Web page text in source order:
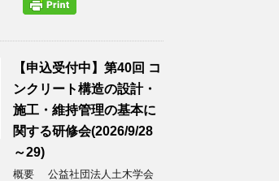
【申込受付中】第40回 コ
ンクリート構造の設計・
施工・維持管理の基本に
関する研修会(2026/9/28
～29)
概要 公益社団法人土木学会